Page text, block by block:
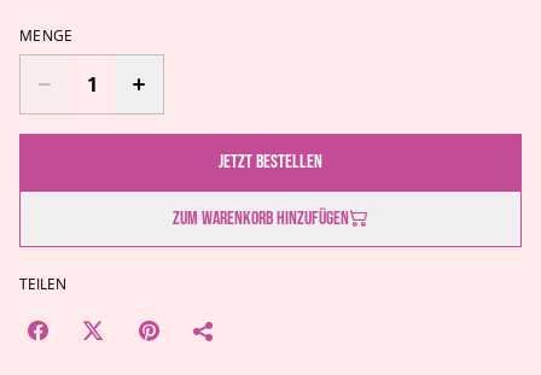
MENGE
Jetzt bestellen
Zum Warenkorb hinzufügen
TEILEN